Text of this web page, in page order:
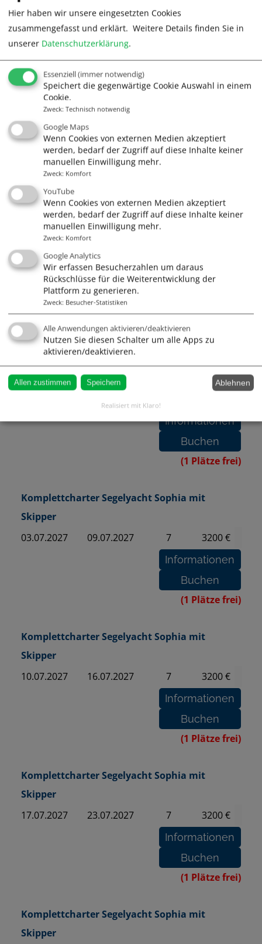
Komplettcharter Segelyacht Sophia mit
Skipper
12.06.2027
Komplettcharter Segelyacht Sophia mit
Skipper
19.06.2027
25.06.2027
Komplettcharter Segelyacht Sophia mit
Skipper
(1 Plätze frei)
Komplettcharter Segelyacht Sophia mit
Skipper
03.07.2027
09.07.2027 7 3200 €
(1 Plätze frei)
Komplettcharter Segelyacht Sophia mit
Skipper
10.07.2027
16.07.2027 7 3200 €
(1 Plätze frei)
Komplettcharter Segelyacht Sophia mit
Skipper
17.07.2027
23.07.2027 7 3200 €
(1 Plätze frei)
Komplettcharter Segelyacht Sophia mit
Skipper
Hier haben wir unsere eingesetzten Cookies
zusammengefasst und erklärt. Weitere Details finden Sie in
unserer Datenschutzerklärung.
Essenziell(immer notwendig)
Speichert die gegenwärtige Cookie Auswahl in einem
Cookie.
Zweck: Technisch notwendig
Google Maps
Wenn Cookies von externen Medien akzeptiert
werden, bedarf der Zugriff auf diese Inhalte keiner
manuellen Einwilligung mehr.
Zweck: Komfort
YouTube
Wenn Cookies von externen Medien akzeptiert
werden, bedarf der Zugriff auf diese Inhalte keiner
manuellen Einwilligung mehr.
Zweck: Komfort
Google Analytics
Wir erfassen Besucherzahlen um daraus
Rückschlüsse für die Weiterentwicklung der
Plattform zu generieren.
Zweck: Besucher-Statistiken
Alle Anwendungen aktivieren/deaktivieren
Nutzen Sie diesen Schalter um alle Apps zu
aktivieren/deaktivieren.
Allen zustimmen Speichern Ablehnen
Realisiert mit Klaro!